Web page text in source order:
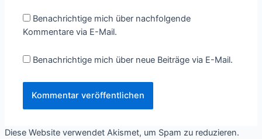
Benachrichtige mich über nachfolgende
Kommentare via E-Mail.
Benachrichtige mich über neue Beiträge via E-Mail.
Diese Website verwendet Akismet, um Spam zu reduzieren.